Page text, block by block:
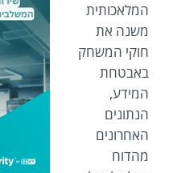
המלאכותית
משנה את
חוקי המשחק
באבטחת
המידע,
הנתונים
האחרונים
מהדוח